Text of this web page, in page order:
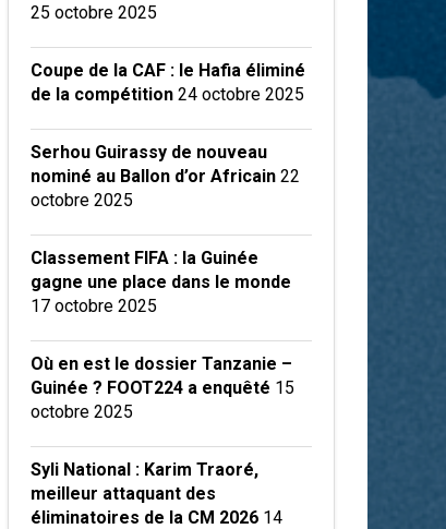
25 octobre 2025
Coupe de la CAF : le Hafia éliminé
de la compétition 24 octobre 2025
Serhou Guirassy de nouveau
nominé au Ballon d’or Africain 22
octobre 2025
Classement FIFA : la Guinée
gagne une place dans le monde
17 octobre 2025
Où en est le dossier Tanzanie –
Guinée ? FOOT224 a enquêté 15
octobre 2025
Syli National : Karim Traoré,
meilleur attaquant des
éliminatoires de la CM 2026 14